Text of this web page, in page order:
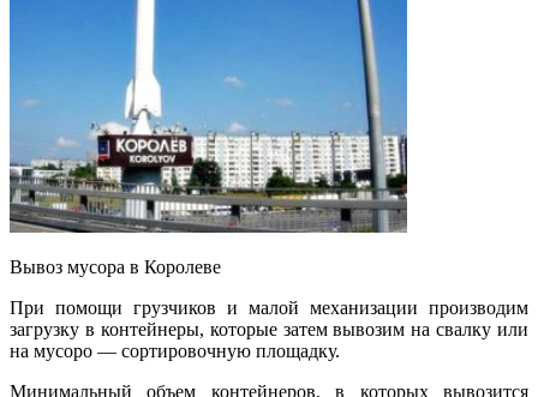
Вывоз мусора в Королеве
При помощи грузчиков и малой механизации производим
загрузку в контейнеры, которые затем вывозим на свалку или
на мусоро — сортировочную площадку.
Минимальный объем контейнеров, в которых вывозится